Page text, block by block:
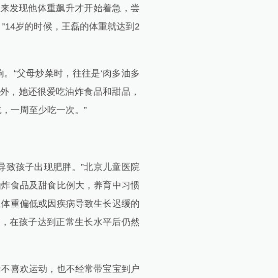
发现他体重飙升才开始着急，尝
岁的时候，王磊的体重就达到2
“父母炒菜时，往往是‘肉多油多
，她还很爱吃油炸食品和甜品，
一周至少吃一次。”
孩子出现肥胖。”北京儿童医院
食品及甜食比例大，养育中习惯
重偏低或因疾病导致生长迟缓的
在孩子达到正常生长水平后仍然
喜欢运动，也不经常带宝宝到户